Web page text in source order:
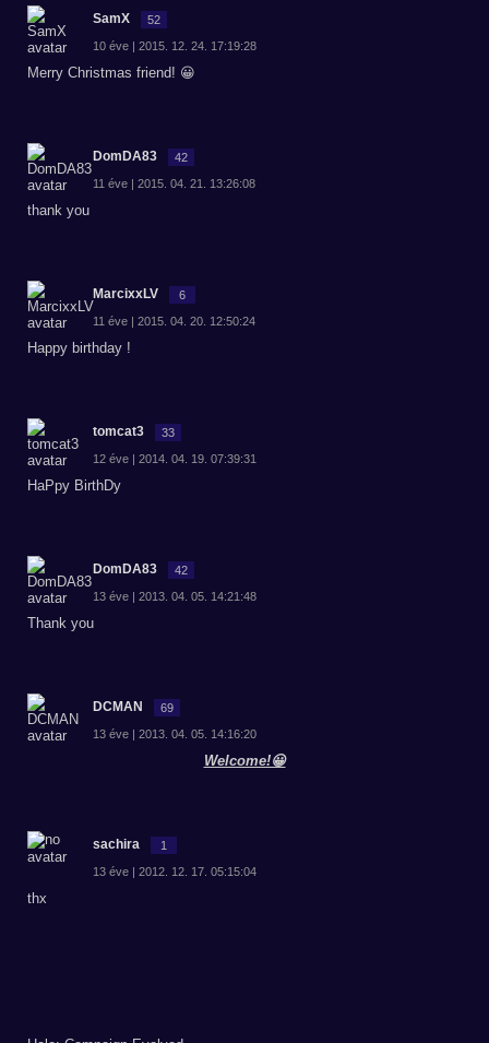
SamX 52
10 éve | 2015. 12. 24. 17:19:28
Merry Christmas friend! 😀
DomDA83 42
11 éve | 2015. 04. 21. 13:26:08
thank you
MarcixxLV 6
11 éve | 2015. 04. 20. 12:50:24
Happy birthday !
tomcat3 33
12 éve | 2014. 04. 19. 07:39:31
HaPpy BirthDy
DomDA83 42
13 éve | 2013. 04. 05. 14:21:48
Thank you
DCMAN 69
13 éve | 2013. 04. 05. 14:16:20
Welcome!😀
sachira 1
13 éve | 2012. 12. 17. 05:15:04
thx